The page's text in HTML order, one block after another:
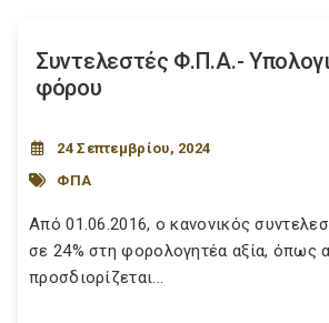
Συντελεστές Φ.Π.Α.-
φόρου
24 Σεπτεμβρίου, 2024
ΦΠΑ
Από 01.06.2016, ο κανονικός
σε 24% στη φορολογητέα αξία, όπως
προσδιορίζεται...